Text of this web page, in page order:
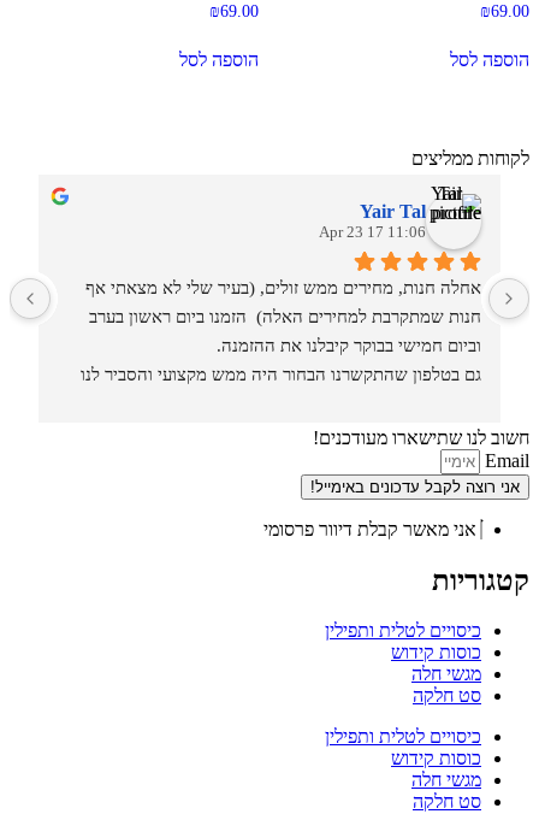
₪69.00
הוספה לסל
₪69.00
הוספה לסל
לקוחות ממליצים
Yair Tal
11:06 17 Apr 23
וביום חמישי בבוקר קיבלנו את ההזמנה.
חשוב לנו שתישארו מעודכנים!
Email
אני רוצה לקבל עדכונים באימייל!
אני מאשר קבלת דיוור פרסומי
קטגוריות
כיסויים לטלית ותפילין
כוסות קידוש
מגשי חלה
סט חלקה
כיסויים לטלית ותפילין
כוסות קידוש
מגשי חלה
סט חלקה